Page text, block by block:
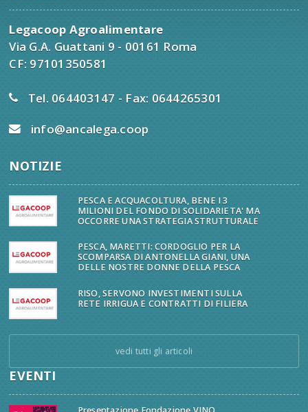
Legacoop Agroalimentare
Via G.A. Guattani 9 - 00161 Roma
CF: 97101350581
Tel. 064403147 - Fax: 0644265301
info@ancalega.coop
NOTIZIE
PESCA E ACQUACOLTURA, BENE I 3
MILIONI DEL FONDO DI SOLIDARIETA' MA
OCCORRE UNA STRATEGIA STRUTTURALE
PESCA, MARETTI: CORDOGLIO PER LA
SCOMPARSA DI ANTONELLA GIANI, UNA
DELLE NOSTRE DONNE DELLA PESCA
RISO, SERVONO INVESTIMENTI SULLA
RETE IRRIGUA E CONTRATTI DI FILIERA
vedi tutti gli articoli
EVENTI